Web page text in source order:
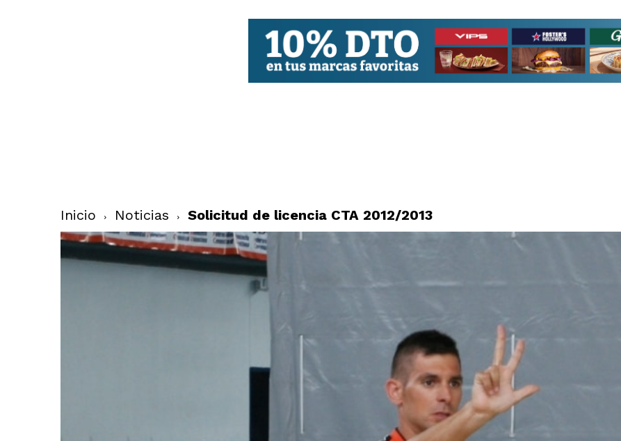
Inicio Noticias Solicitud de licencia CTA 2012/2013